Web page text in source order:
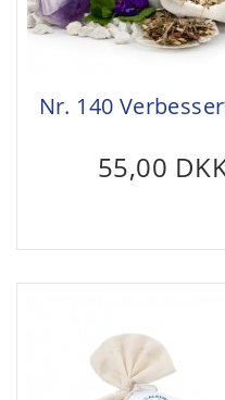
Nr. 140
55,00